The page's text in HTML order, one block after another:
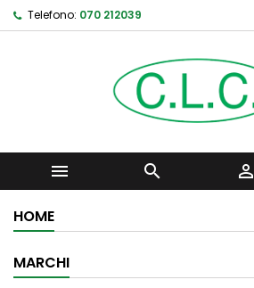
Telefono: 070 212039
  
HOME
MARCHI